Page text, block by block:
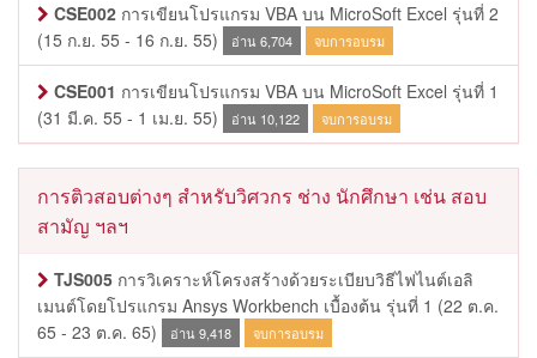
CSE002 การเขียนโปรแกรม VBA บน MicroSoft Excel รุ่นที่ 2
(15 ก.ย. 55 - 16 ก.ย. 55)
อ่าน 6,704 จบการอบรม
CSE001 การเขียนโปรแกรม VBA บน MicroSoft Excel รุ่นที่ 1
(31 มี.ค. 55 - 1 เม.ย. 55)
อ่าน 10,122 จบการอบรม
การติวสอบต่างๆ สำหรับวิศวกร ช่าง นักศึกษา เช่น สอบ
สามัญ ฯลฯ
TJS005 การวิเคราะห์โครงสร้างด้วยระเบียบวิธีไฟไนต์เอลิ
เมนต์โดยโปรแกรม Ansys Workbench เบื้องต้น รุ่นที่ 1 (22 ต.ค.
65 - 23 ต.ค. 65)
อ่าน 9,418 จบการอบรม